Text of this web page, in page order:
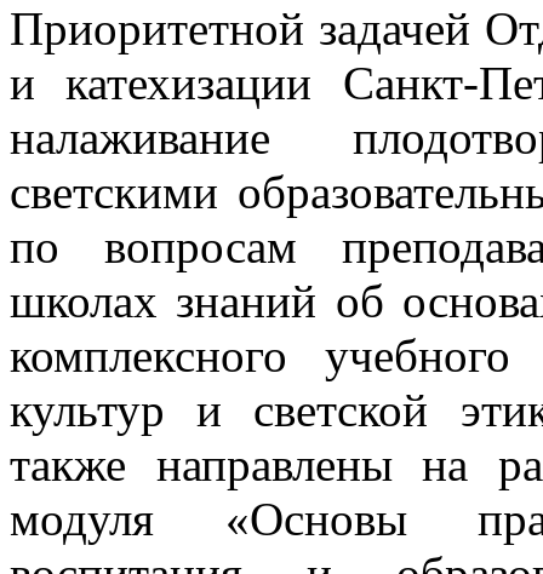
Приоритетной задачей
и катехизации Санкт-
налаживание
светскими
по вопросам
школах знаний об
комплексного
культур и светской
также направлены на
модуля «Основы